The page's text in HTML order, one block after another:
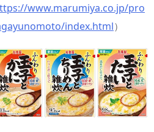
www.marumiya.co.jp/pro
index.html）